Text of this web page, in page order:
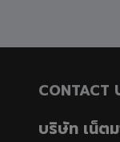
CONTACT
บริษัท เน็ต